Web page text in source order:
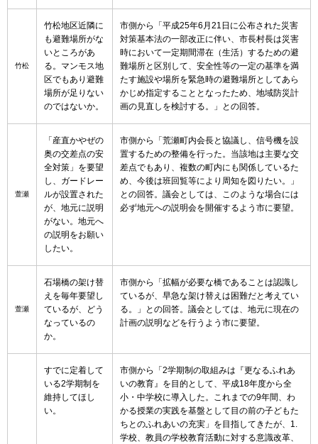
竹松
竹松地区近隣に
も避難場所がな
いところがあ
る。マンモス地
区でもあり避難
場所が足りない
のではないか。
市側から「平成25年6月21日に公布された災害
対策基本法の一部改正に伴い、市長村長は災害
時において一定期間滞在（生活）するための避
難場所と区別して、安全性等の一定の基準を満
たす施設や場所を緊急時の避難場所としてあら
かじめ指定することとなったため、地域防災計
画の見直しを検討する。」との回答。
萱瀬
「産直かやぜの
奥の交差点の安
全対策」を要望
し、ガードレー
ルが設置された
が、地元に説明
がない。地元へ
の説明をお願い
したい。
市側から「荒瀬町内会長と協議し、信号機を設
置するための整備を行った。当該地は主要な交
差点でもあり、複数の町内にも関係しているた
め、今後は班回覧等により周知を図りたい。」
との回答。議会としては、このような場合には
必ず地元への説明会を開催するよう市に要望。
萱瀬
石場橋の架け替
えを毎年要望し
ているが、どう
なっているの
か。
市側から「拡幅が必要な橋であることは認識し
ているが、早急な架け替えは困難だと考えてい
る。」との回答。議会としては、地元に現在の
計画の説明などを行うよう市に要望。
すでに定着して
いる2学期制を
維持してほし
い。
市側から「2学期制の取組みは『更なるふれあ
いの教育』を目的として、平成18年度から全
小・中学校に導入した。これまでの9年間、わ
かる授業の実践を基盤として目の前の子どもた
ちとのふれあいの充実」を目指してきたが、1.
学校、教員の学校教育活動に対する意識改革、